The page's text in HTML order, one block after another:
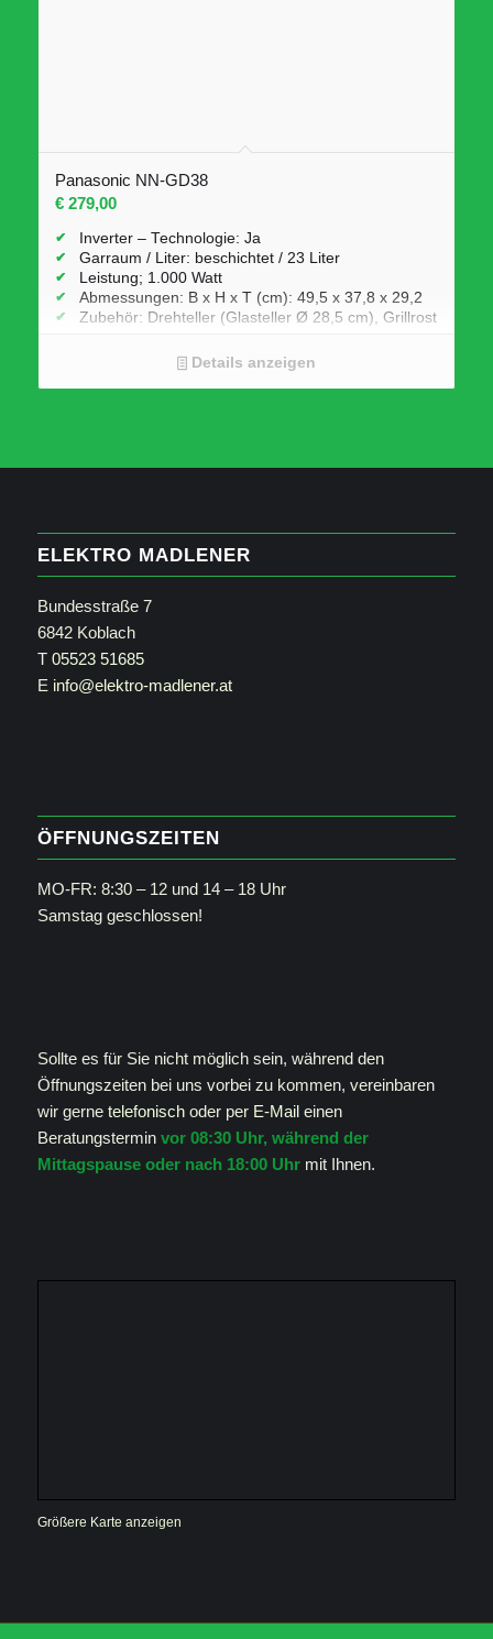
Panasonic NN-GD38
€279,00
Inverter – Technologie: Ja
Garraum / Liter: beschichtet / 23 Liter
Leistung; 1.000 Watt
Abmessungen: B x H x T (cm): 49,5 x 37,8 x 29,2
Zubehör: Drehteller (Glasteller Ø 28,5 cm), Grillrost
Dampfgarer), Grillfunktion
Details anzeigen
ELEKTRO MADLENER
Bundesstraße 7
6842 Koblach
T 05523 51685
E info@elektro-madlener.at
ÖFFNUNGSZEITEN
MO-FR: 8:30 – 12 und 14 – 18 Uhr
Samstag geschlossen!
Sollte es für Sie nicht möglich sein, während den
Öffnungszeiten bei uns vorbei zu kommen, vereinbaren
wir gerne telefonischoder per E-Maileinen
Beratungstermin vor 08:30 Uhr, während der
Mittagspause oder nach 18:00 Uhrmit Ihnen.
Größere Karte anzeigen